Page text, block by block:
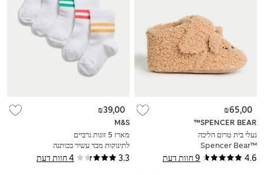
4.6 9 חוות דעת
SPENCER BEAR™
נעלי בית טרום הליכה
™Spencer Bear
לתינוקות (0-‏18 חודשים)
₪65,00
3.3 4 חוות דעת
M&S
מארז 5 זוגות גרביים
לתינוקות מבד עשיר בכותנה
(0-‏3 שנים)
₪39,00